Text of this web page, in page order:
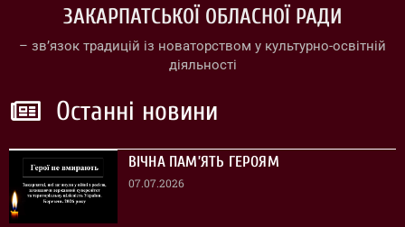
ЗАКАРПАТСЬКОЇ ОБЛАСНОЇ РАДИ
– зв’язок традицій із новаторством у культурно-освітній
діяльності
Останні новини
ВІЧНА ПАМ’ЯТЬ ГЕРОЯМ
07.07.2026